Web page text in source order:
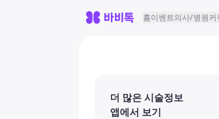
홈이벤트의사/병원커
더 많은 시술정보
앱에서 보기